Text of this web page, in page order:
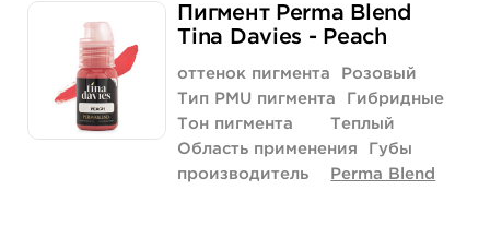
Количество
1 690 руб.
купить
3 290 руб.
купить
Пигмент Perma Blend
Tina Davies - Peach
оттенок пигмента
Розовый
Тип PMU пигмента
Гибридные
Тон пигмента
Теплый
Область применения
Губы
производитель
Perma Blend